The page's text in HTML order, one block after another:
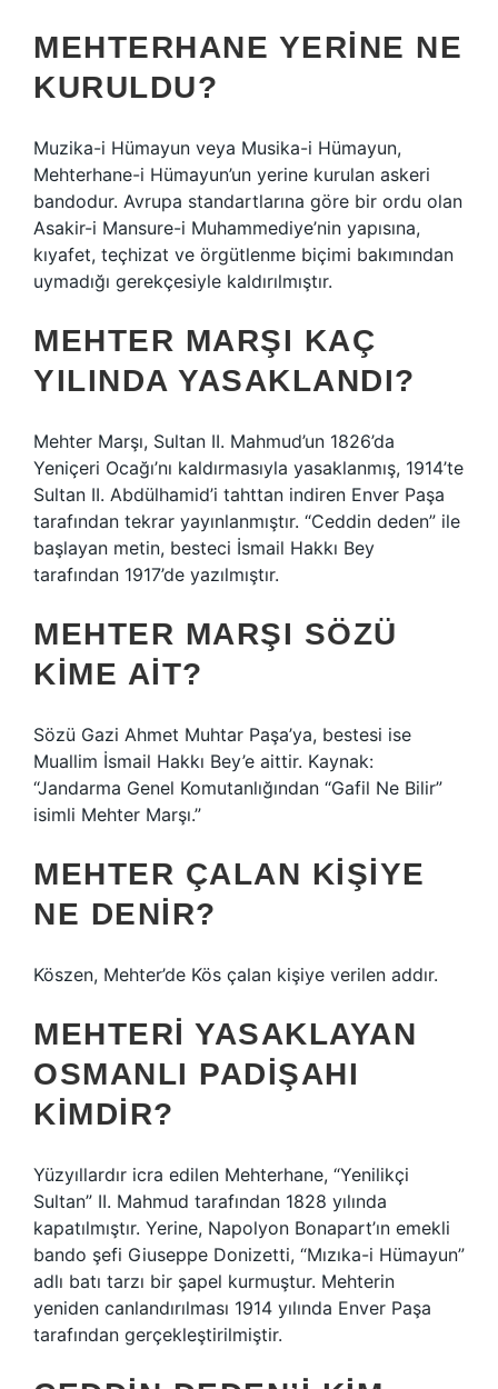
MEHTERHANE YERINE NE
KURULDU?
Muzika-i Hümayun veya Musika-i Hümayun,
Mehterhane-i Hümayun’un yerine kurulan askeri
bandodur. Avrupa standartlarına göre bir ordu olan
Asakir-i Mansure-i Muhammediye’nin yapısına,
kıyafet, teçhizat ve örgütlenme biçimi bakımından
uymadığı gerekçesiyle kaldırılmıştır.
MEHTER MARŞI KAÇ
YILINDA YASAKLANDI?
Mehter Marşı, Sultan II. Mahmud’un 1826’da
Yeniçeri Ocağı’nı kaldırmasıyla yasaklanmış, 1914’te
Sultan II. Abdülhamid’i tahttan indiren Enver Paşa
tarafından tekrar yayınlanmıştır. “Ceddin deden” ile
başlayan metin, besteci İsmail Hakkı Bey
tarafından 1917’de yazılmıştır.
MEHTER MARŞI SÖZÜ
KIME AIT?
Sözü Gazi Ahmet Muhtar Paşa’ya, bestesi ise
Muallim İsmail Hakkı Bey’e aittir. Kaynak:
“Jandarma Genel Komutanlığından “Gafil Ne Bilir”
isimli Mehter Marşı.”
MEHTER ÇALAN KIŞIYE
NE DENIR?
Köszen, Mehter’de Kös çalan kişiye verilen addır.
MEHTERI YASAKLAYAN
OSMANLI PADIŞAHI
KIMDIR?
Yüzyıllardır icra edilen Mehterhane, “Yenilikçi
Sultan” II. Mahmud tarafından 1828 yılında
kapatılmıştır. Yerine, Napolyon Bonapart’ın emekli
bando şefi Giuseppe Donizetti, “Mızıka-i Hümayun”
adlı batı tarzı bir şapel kurmuştur. Mehterin
yeniden canlandırılması 1914 yılında Enver Paşa
tarafından gerçekleştirilmiştir.